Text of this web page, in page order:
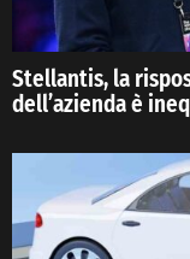
Stellantis, la
dell’azienda è